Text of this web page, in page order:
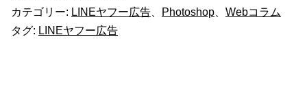
カテゴリー: LINEヤフー広告 Photoshop
Webコラム
タグ: LINEヤフー広告